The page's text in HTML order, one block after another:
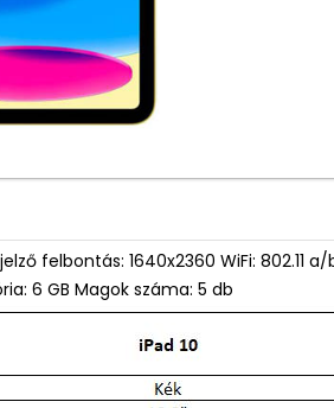
felbontás: 1640x2360 WiFi: 802.11
6 GB Magok száma: 5 db